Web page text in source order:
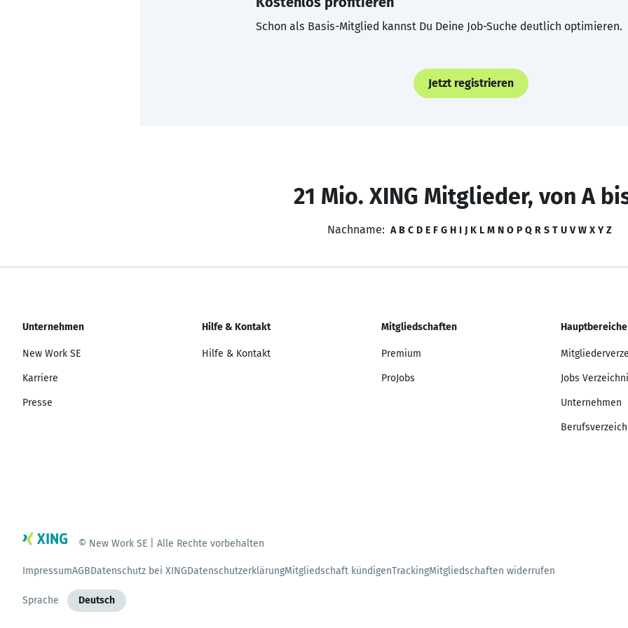
Schon als Basis-Mitglied kannst Du Deine Job-Suche deutlich optimieren.
Jetzt registrieren
21 Mio. XING Mitglieder, von A
Nachname: A B C D E F G H I J K L M N O P Q R S T U V W X Y Z
Unternehmen
New Work SE
Karriere
Presse
Hilfe & Kontakt
Hilfe & Kontakt
Mitgliedschaften
Premium
ProJobs
Hauptbereiche
Jobs
Unternehmen
© New Work SE | Alle Rechte vorbehalten
ImpressumAGBDatenschutz bei XINGDatenschutzerklärungMitgliedschaft kündigenTrackingMitgliedschaften widerrufen
Sprache Deutsch